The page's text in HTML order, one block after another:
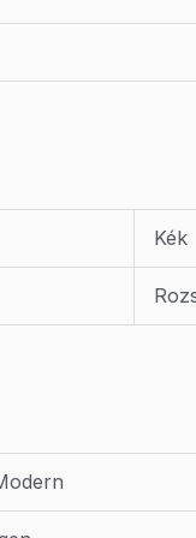
Kék